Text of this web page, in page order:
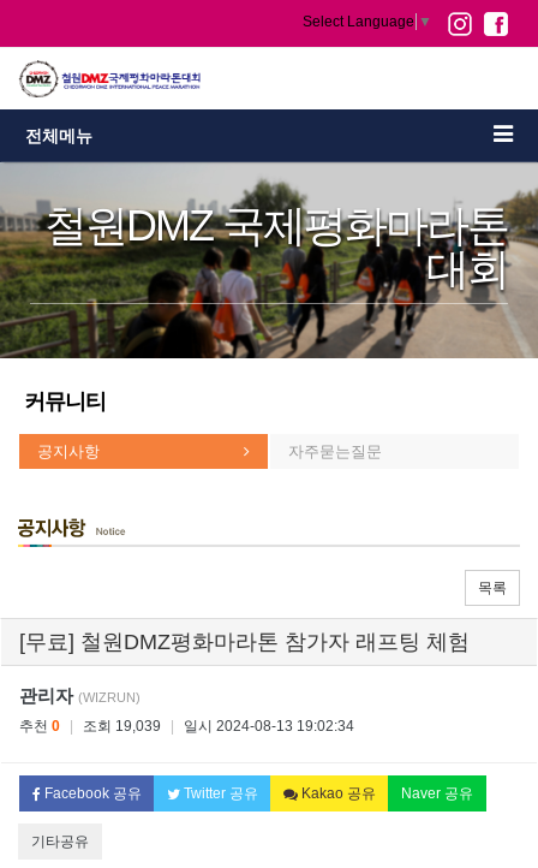
Select Language ▼
전체메뉴
철원DMZ 국제평화마라톤
대회
커뮤니티
공지사항 자주묻는질문
목록
[무료] 철원DMZ평화마라톤 참가자 래프팅 체험
관리자 (WIZRUN)
추천 0 조회 19,039 일시 2024-08-13 19:02:34
Facebook 공유 Twitter 공유 Kakao 공유 Naver 공유
기타공유